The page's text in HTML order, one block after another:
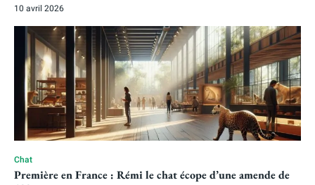
10 avril 2026
Chat
Première en France : Rémi le chat écope d’une amende de